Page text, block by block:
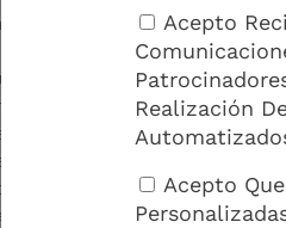
con 140 euros por orinar cerca
es ilegal en los Países
de la ciudad también puede
ayuntamiento todavía muestra
orinar sin infringir la ley.
HogeNood («muy
Acepto
Realización
Acepto